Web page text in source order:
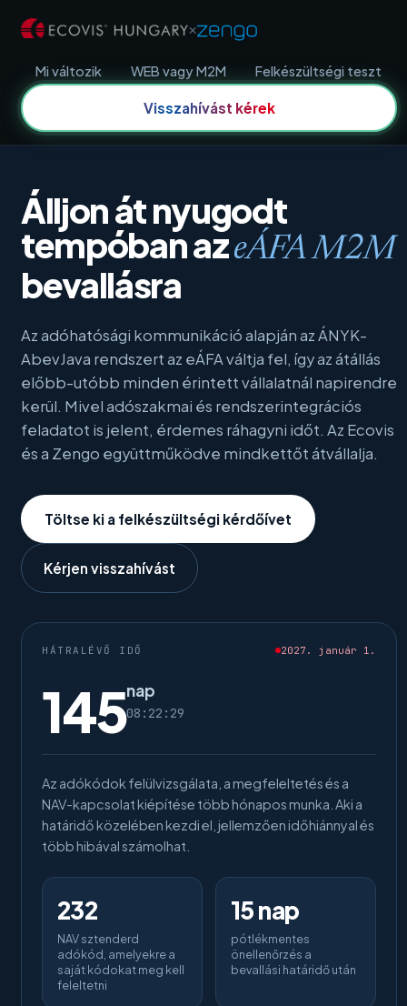
×
Mi változik WEB vagy M2M Felkészültségi teszt
Visszahívást kérek
Álljon át nyugodt
tempóban azeÁFA M2M
bevallásra
Az adóhatósági kommunikáció alapján az ÁNYK-
AbevJava rendszert az eÁFA váltja fel, így az átállás
előbb-utóbb minden érintett vállalatnál napirendre
kerül. Mivel adószakmai és rendszerintegrációs
feladatot is jelent, érdemes ráhagyni időt. Az Ecovis
és a Zengo együttműködve mindkettőt átvállalja.
Töltse ki a felkészültségi kérdőívet
Kérjen visszahívást
HÁTRALÉVŐ IDŐ 2027. január 1.
145nap
08:22:29
Az adókódok felülvizsgálata, a megfeleltetés és a
NAV-kapcsolat kiépítése több hónapos munka. Aki a
határidő közelében kezdi el, jellemzően időhiánnyal és
több hibával számolhat.
232
NAV sztenderd
adókód, amelyekre a
saját kódokat meg kell
feleltetni
15 nap
pótlékmentes
önellenőrzés a
bevallási határidő után